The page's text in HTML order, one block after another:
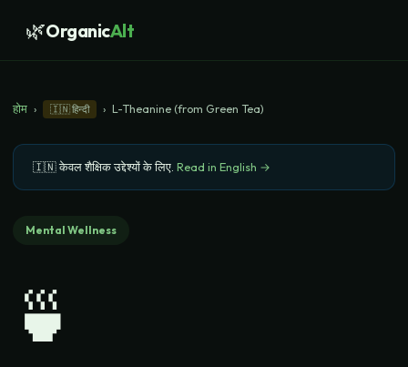
🌿OrganicAlt
होम › 🇮🇳हिन्दी › L-Theanine (from Green Tea)
🇮🇳केवल शैक्षिक उद्देश्यों के लिए Read in English →
Mental Wellness
🍵